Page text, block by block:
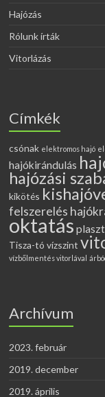
Hajózás
Rólunk írták
Vitorlázás
Címkék
csónak elektromos hajó
hajókirándulás
hajózási
kikötés
felszerelés
oktatás
Tisza-tó vízszint
vízbőlmentés vitorlával
Archívum
2023. február
2019. december
2019. április